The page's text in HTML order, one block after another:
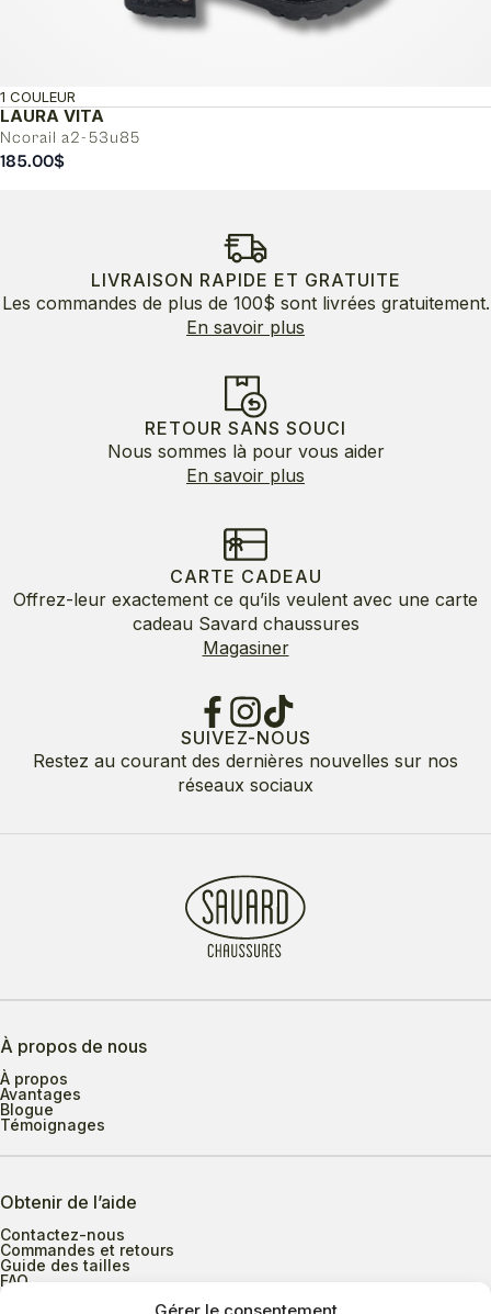
LAURA VITA
Ncorail a2-53u85
1 COULEUR
185.00$
LIVRAISON RAPIDE ET GRATUITE
Les commandes de plus de 100$ sont livrées gratuitement.
En savoir plus
RETOUR SANS SOUCI
Nous sommes là pour vous aider
En savoir plus
CARTE CADEAU
Offrez-leur exactement ce qu’ils veulent avec une carte
cadeau Savard chaussures
Magasiner
SUIVEZ-NOUS
Restez au courant des dernières nouvelles sur nos
réseaux sociaux
À propos de nous
À propos
Avantages
Blogue
Témoignages
Obtenir de l’aide
Contactez-nous
Commandes et retours
Guide des tailles
FAQ